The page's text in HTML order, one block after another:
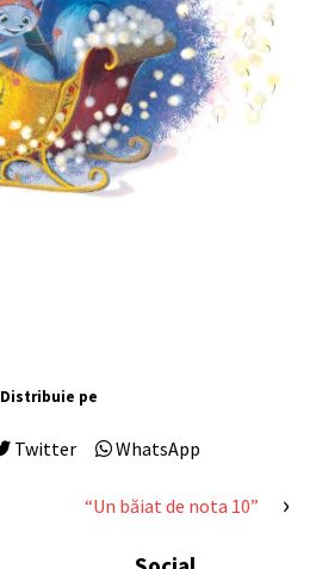
Distribuie pe
Twitter WhatsApp
“Un băiat de nota 10”